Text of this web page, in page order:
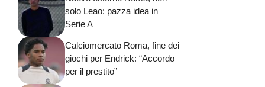
solo Leao: pazza idea in
Serie A
Calciomercato Roma, fine dei
giochi per Endrick: “Accordo
per il prestito”